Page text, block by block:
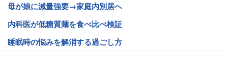
母が娘に減量強要→家庭内別居へ
内科医が低糖質麺を食べ比べ検証
睡眠時の悩みを解消する過ごし方